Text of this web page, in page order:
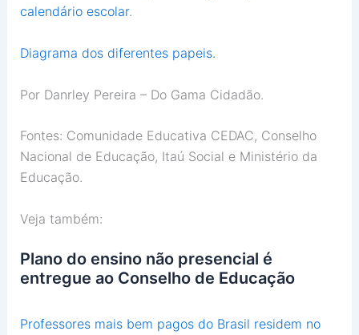
calendário escolar.
Diagrama dos diferentes papeis.
Por Danrley Pereira – Do Gama Cidadão.
Fontes: Comunidade Educativa CEDAC, Conselho
Nacional de Educação, Itaú Social e Ministério da
Educação.
Veja também:
Plano do ensino não presencial é
entregue ao Conselho de Educação
Professores mais bem pagos do Brasil residem no